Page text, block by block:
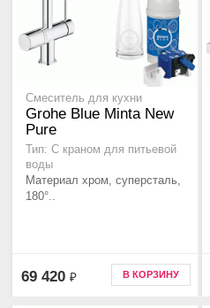
Смеситель для кухни
Grohe Blue Minta New
Pure
Тип: С краном для питьевой
воды
Материал хром, суперсталь,
180°..
69 420 ₽ В КОРЗИНУ